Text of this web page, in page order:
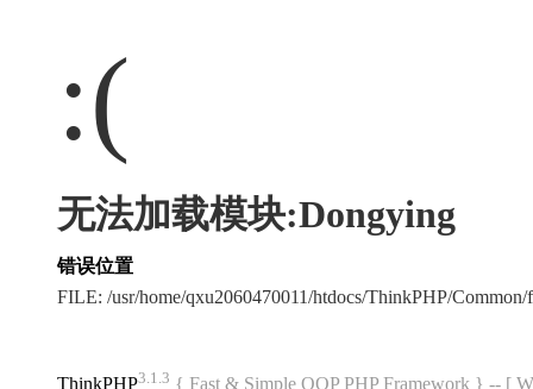
:(
无法加载模块:Dongying
错误位置
FILE: /usr/home/qxu2060470011/htdocs/ThinkPHP/
ThinkPHP3.1.3 { Fast & Simple OOP PHP Framework } -- [